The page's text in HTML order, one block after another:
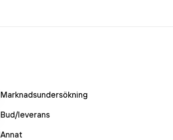
Marknadsundersökning
Bud/leverans
Annat